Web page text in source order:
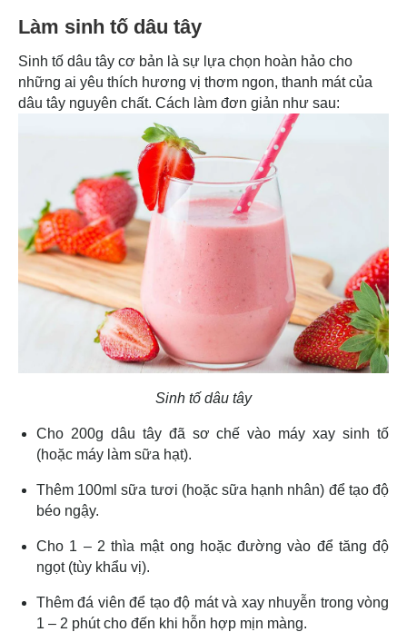
Làm sinh tố dâu tây
Sinh tố dâu tây cơ bản là sự lựa chọn hoàn hảo cho
những ai yêu thích hương vị thơm ngon, thanh mát của
dâu tây nguyên chất. Cách làm đơn giản như sau:
Sinh tố dâu tây
Cho 200g dâu tây đã sơ chế vào máy xay sinh tố
(hoặc máy làm sữa hạt).
Thêm 100ml sữa tươi (hoặc sữa hạnh nhân) để tạo độ
béo ngậy.
Cho 1 – 2 thìa mật ong hoặc đường vào để tăng độ
ngọt (tùy khẩu vị).
Thêm đá viên để tạo độ mát và xay nhuyễn trong vòng
1 – 2 phút cho đến khi hỗn hợp mịn màng.